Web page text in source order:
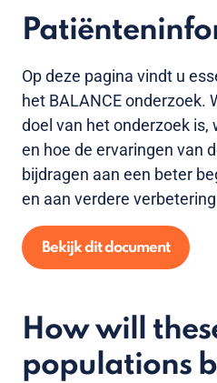
Op deze pagina vindt u
het BALANCE onderzoek.
doel van het onderzoek
en hoe de ervaringen van
bijdragen aan een beter
en aan verdere
Bekijk dit document
How will
populations